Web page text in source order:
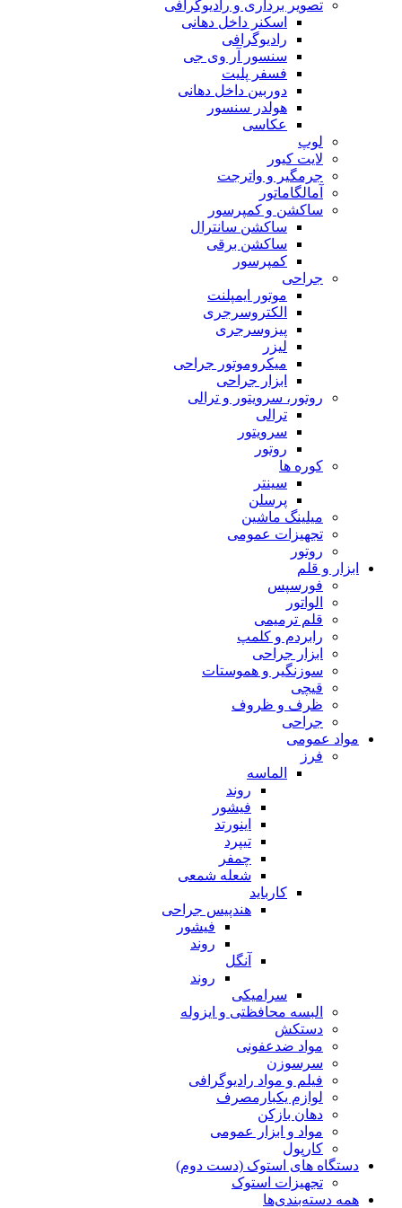
تصویر برداری و رادیوگرافی
اسکنر داخل دهانی
رادیوگرافی
سنسور آر وی جی
فسفر پلیت
دوربین داخل دهانی
هولدر سنسور
عکاسی
لوپ
لایت کیور
جرمگیر و واترجت
آمالگاماتور
ساکشن و کمپرسور
ساکشن سانترال
ساکشن برقی
کمپرسور
جراحی
موتور ایمپلنت
الکتروسرجری
پیزوسرجری
لیزر
میکروموتور جراحی
ابزار جراحی
روتور، سرویتور و ترالی
ترالی
سرویتور
روتور
کوره ها
سینتر
پرسلن
میلینگ ماشین
تجهیزات عمومی
روتور
ابزار و قلم
فورسپس
الواتور
قلم ترمیمی
رابردم و کلمپ
ابزار جراحی
سوزنگیر و هموستات
قیچی
ظرف و ظروف
جراحی
مواد عمومی
فرز
الماسه
روند
فیشور
اینورتد
تیپرد
چمفر
شعله شمعی
کارباید
هندپیس جراحی
فیشور
روند
آنگل
روند
سرامیکی
البسه محافظتی و ایزوله
دستکش
مواد ضدعفونی
سرسوزن
فیلم و مواد رادیوگرافی
لوازم یکبارمصرف
دهان بازکن
مواد و ابزار عمومی
کارپول
دستگاه های استوک (دست دوم)
تجهیزات استوک
همه دسته‌بندی‌ها